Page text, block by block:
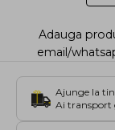
Adauga
email/
Ajunge la
Ai transport